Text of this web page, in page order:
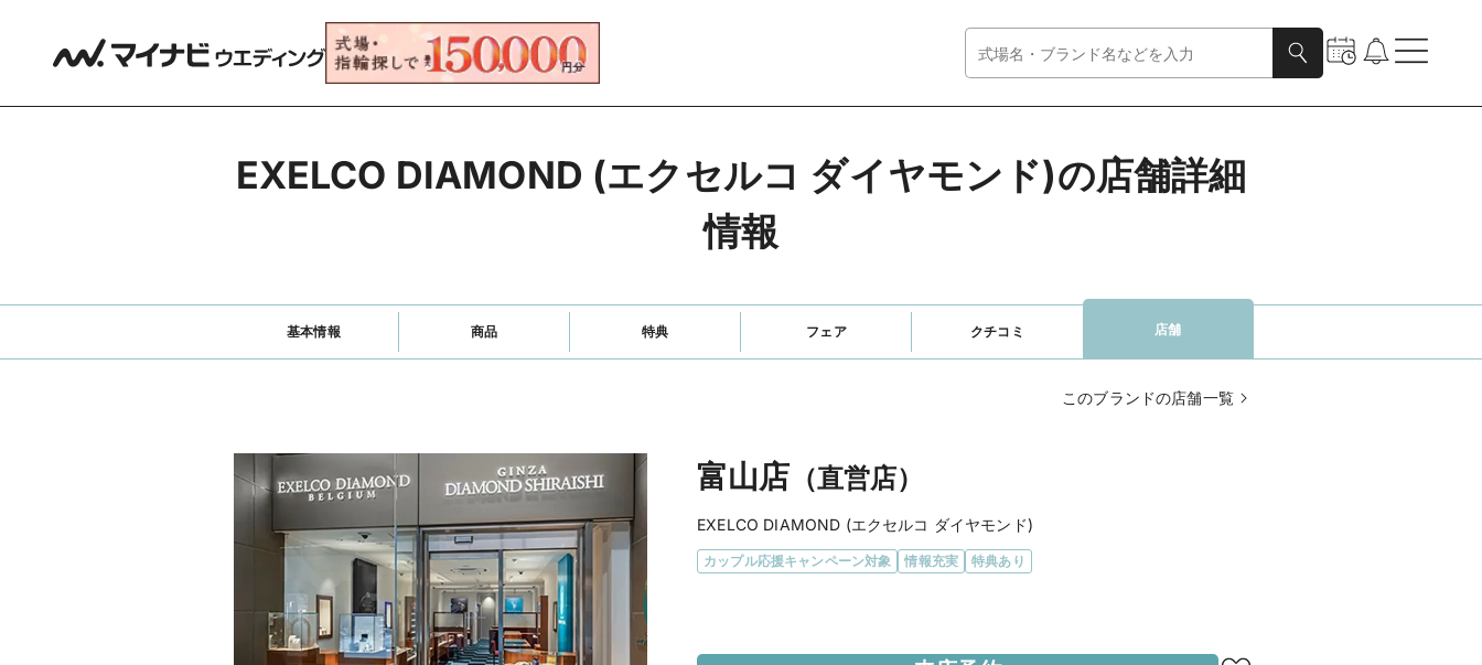
EXELCO DIAMOND (エクセルコ ダイヤモンド)の店舗詳細
情報
基本情報 商品 特典 フェア クチコミ 店舗
このブランドの店舗一覧
富山店 （直営店）
EXELCO DIAMOND (エクセルコ ダイヤモンド)
カップル応援キャンペーン対象 情報充実 特典あり